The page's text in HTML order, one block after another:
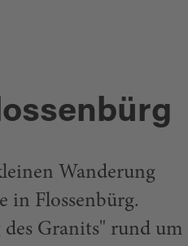
Wanderung
in Flossenbürg.
des Granits" rund um